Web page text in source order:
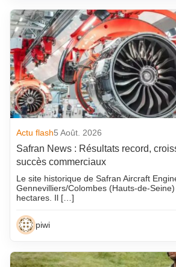
Actu flash5 Août. 2026
Safran News : Résultats record,
succès commerciaux
Le site historique de Safran Aircraft
Gennevilliers/Colombes (Hauts-de-Seine)
hectares. Il […]
piwi